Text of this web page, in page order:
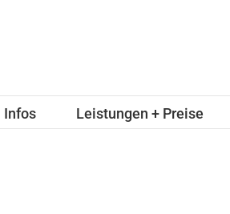
Infos Leistungen + Preise